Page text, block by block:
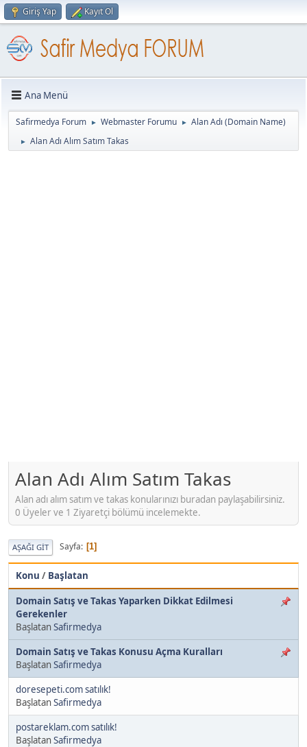
Giriş Yap Kayıt Ol
Ana Menü
Safirmedya Forum ► Webmaster Forumu ► Alan Adı (Domain Name)
► Alan Adı Alım Satım Takas
Alan Adı Alım Satım Takas
Alan adı alım satım ve takas konularınızı buradan paylaşabilirsiniz.
0 Üyeler ve 1 Ziyaretçi bölümü incelemekte.
AŞAĞI GIT Sayfa 1
Konu / Başlatan
Domain Satış ve Takas Yaparken Dikkat Edilmesi
Gerekenler
BaşlatanSafirmedya
Domain Satış ve Takas Konusu Açma Kuralları
BaşlatanSafirmedya
doresepeti.com satılık!
BaşlatanSafirmedya
postareklam.com satılık!
BaşlatanSafirmedya